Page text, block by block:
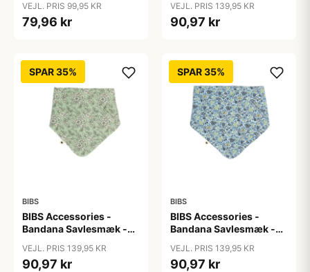
VEJL. PRIS 99,95 KR
79,96 kr
Grey
VEJL. PRIS 139,95 KR
90,97 kr
SPAR 35%
BIBS
BIBS Accessories -
Bandana Savlesmæk -
VEJL. PRIS 139,95 KR
90,97 kr
SPAR 35%
BIBS
BIBS Accessories -
Bandana Savlesmæk -
Lawn/Baby Blue
VEJL. PRIS 139,95 KR
90,97 kr